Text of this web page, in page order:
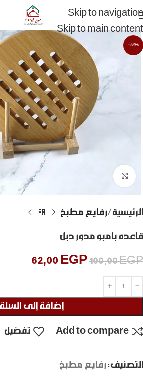
Skip to navigation
Skip to main content
-38%
Click to enlarge
الرئيسية رفايع مطبخ
قاعده بامبو مدور دبل
100,00EGP
62,00 EGP
إضافة إلى السلة
Add to compare تفضيل
التصنيف:رفايع مطبخ